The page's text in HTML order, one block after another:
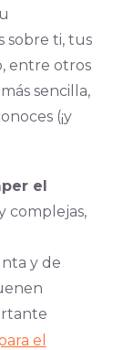
sobre ti, tus
entre otros
sencilla,
(¡y
el
complejas,
y de
el